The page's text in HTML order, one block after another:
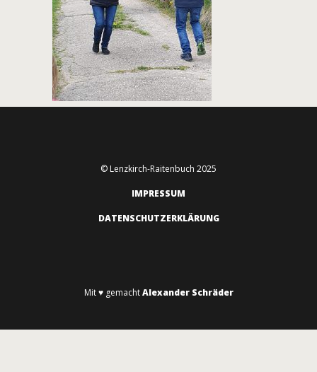
© Lenzkirch-Raitenbuch 2025
IMPRESSUM
DATENSCHUTZERKLÄRUNG
Mit ♥ gemachtAlexander Schräder